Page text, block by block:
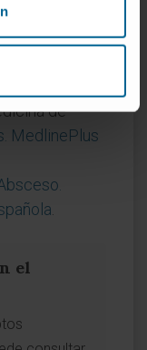
de
abdomen o
de
MedlinePlus
el